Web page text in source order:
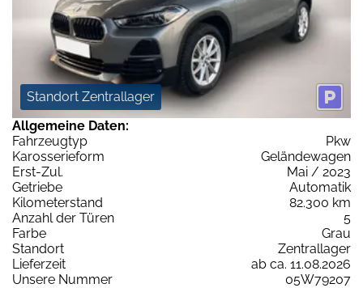
Standort Zentrallager
Allgemeine Daten:
Fahrzeugtyp
Pkw
Karosserieform
Geländewagen
Erst-Zul.
Mai / 2023
Getriebe
Automatik
Kilometerstand
82.300 km
Anzahl der Türen
5
Farbe
Grau
Standort
Zentrallager
Lieferzeit
ab ca. 11.08.2026
Unsere Nummer
05W79207